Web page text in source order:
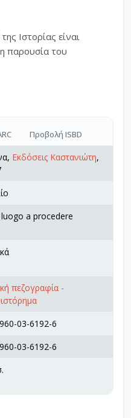
Ιστορίας είναι
παρουσία του
Προβολή ISBD
Εκδόσεις Καστανιώτη,
a procedere
πεζογραφία -
03-6192-6
03-6192-6